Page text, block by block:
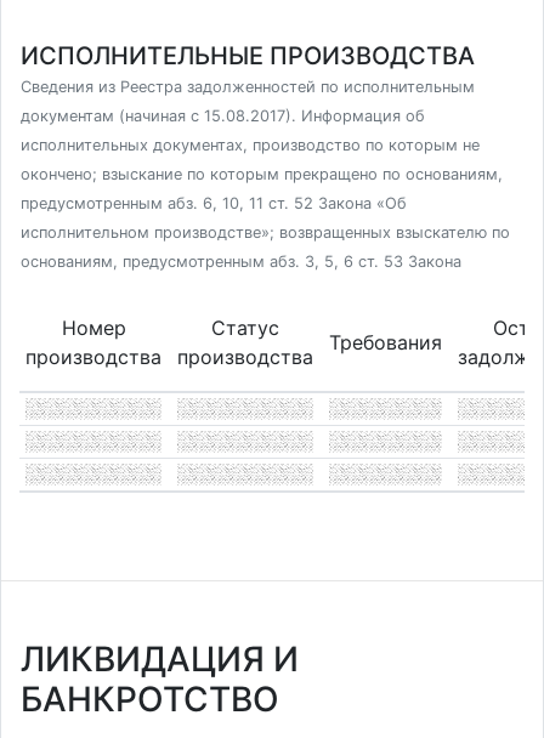
ИСПОЛНИТЕЛЬНЫЕ ПРОИЗВОДСТВА
Сведения из Реестра задолженностей по исполнительным
документам (начиная с 15.08.2017). Информация об
исполнительных документах, производство по которым не
окончено; взыскание по которым прекращено по основаниям,
предусмотренным абз. 6, 10, 11 ст. 52 Закона «Об
исполнительном производстве»; возвращенных взыскателю по
основаниям, предусмотренным абз. 3, 5, 6 ст. 53 Закона
Номер
производства
Статус
производства
Требования
ЛИКВИДАЦИЯ И
БАНКРОТСТВО